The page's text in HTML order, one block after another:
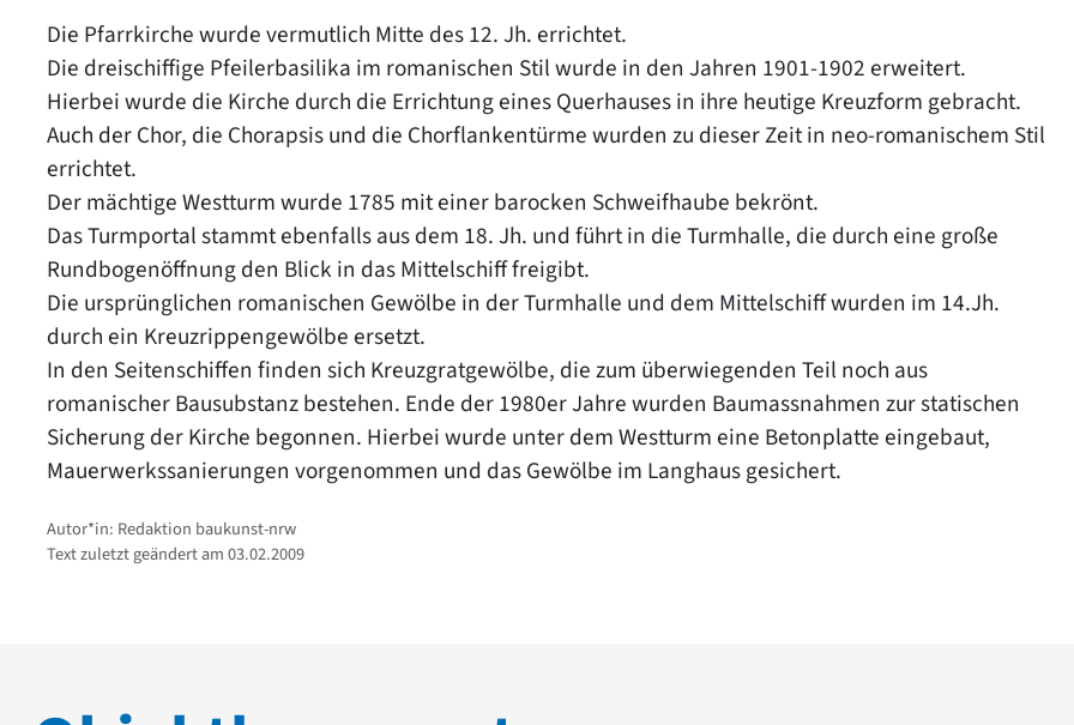
Die Pfarrkirche wurde vermutlich Mitte des 12. Jh. errichtet.
Die dreischiffige Pfeilerbasilika im romanischen Stil wurde in den Jahren 1901-1902 erweitert.
Hierbei wurde die Kirche durch die Errichtung eines Querhauses in ihre heutige Kreuzform gebracht.
Auch der Chor, die Chorapsis und die Chorflankentürme wurden zu dieser Zeit in neo-romanischem Stil
errichtet.
Der mächtige Westturm wurde 1785 mit einer barocken Schweifhaube bekrönt.
Das Turmportal stammt ebenfalls aus dem 18. Jh. und führt in die Turmhalle, die durch eine große
Rundbogenöffnung den Blick in das Mittelschiff freigibt.
Die ursprünglichen romanischen Gewölbe in der Turmhalle und dem Mittelschiff wurden im 14.Jh.
durch ein Kreuzrippengewölbe ersetzt.
In den Seitenschiffen finden sich Kreuzgratgewölbe, die zum überwiegenden Teil noch aus
romanischer Bausubstanz bestehen. Ende der 1980er Jahre wurden Baumassnahmen zur statischen
Sicherung der Kirche begonnen. Hierbei wurde unter dem Westturm eine Betonplatte eingebaut,
Mauerwerkssanierungen vorgenommen und das Gewölbe im Langhaus gesichert.
Autor*in: Redaktion baukunst-nrw
Text zuletzt geändert am 03.02.2009